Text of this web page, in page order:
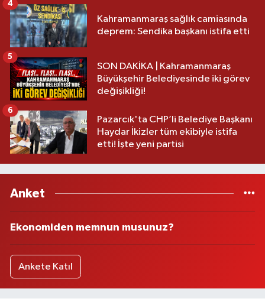
Kahramanmaraş sağlık camiasında
deprem: Sendika başkanı istifa etti
4
SON DAKİKA | Kahramanmaraş
Büyükşehir Belediyesinde iki görev
değişikliği!
5
Pazarcık'ta CHP’li Belediye Başkanı
Haydar İkizler tüm ekibiyle istifa
etti! İşte yeni partisi
6
Anket
Ekonomiden memnun musunuz?
Ankete Katıl